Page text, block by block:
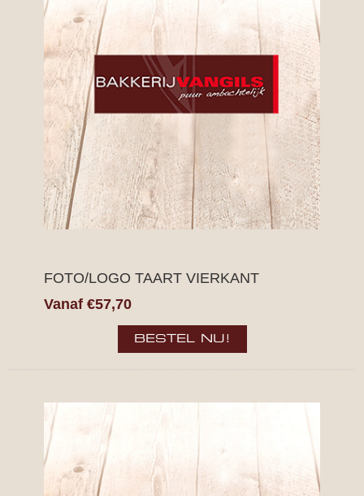
FOTO/LOGO TAART VIERKANT
Vanaf €57,70